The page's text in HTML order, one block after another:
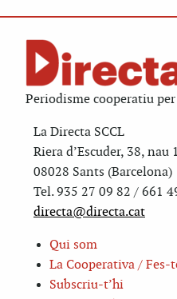
Periodisme cooperatiu
La Directa SCCL
Riera d’Escuder, 38, nau
08028 Sants (Barcelona)
Tel. 935 27 09 82 / 661
directa@directa.cat
Qui som
La Cooperativa / Fes-
Subscriu-t’hi